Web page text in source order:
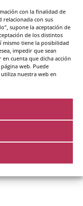
con la finalidad de
relacionada con sus
supone la aceptación de
de los distintos
mismo tiene la posibilidad
impedir que sean
cuenta que dicha acción
web. Puede
nuestra web en
y web en
que comente.